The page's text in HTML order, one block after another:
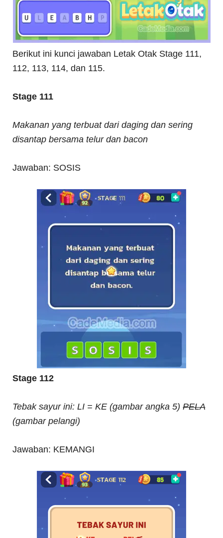
Berikut ini kunci jawaban Letak Otak Stage 111,
112, 113, 114, dan 115.
Stage 111
Makanan yang terbuat dari daging dan sering
disantap bersama telur dan bacon
Jawaban: SOSIS
Stage 112
Tebak sayur ini: LI = KE (gambar angka 5)PELA
(gambar pelangi)
Jawaban: KEMANGI